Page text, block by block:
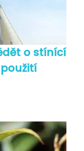
o stínící